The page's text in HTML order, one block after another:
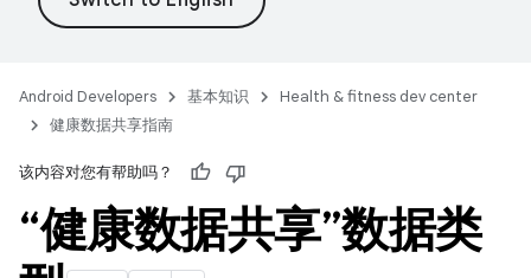
Android Developers 基本知识
Health & fitness dev center
健康数据共享指南
该内容对您有帮助吗？
“健康数据共享”数据类